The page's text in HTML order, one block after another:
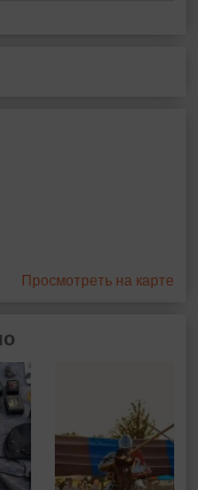
Просмотреть на карте